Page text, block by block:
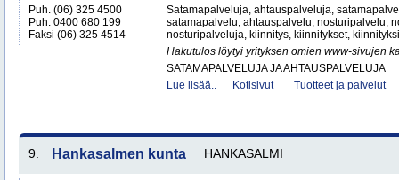
Puh. (06) 325 4500
Puh. 0400 680 199
Faksi (06) 325 4514
Satamapalveluja, ahtauspalveluja,
satamapalvelu, ahtauspalvelu, nosturipalvelu,
nosturipalveluja, kiinnitys, kiinnitykset,
Hakutulos löytyi yrityksen omien www-sivujen
SATAMAPALVELUJA JA AHTAUSPALVELUJA
Lue lisää..
Kotisivut Tuotteet ja palvelut
9. Hankasalmen kunta HANKASALMI